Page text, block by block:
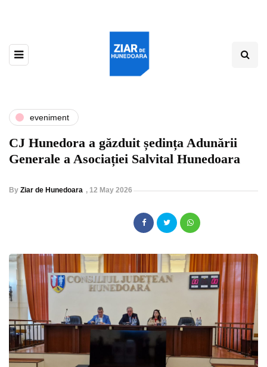
eveniment
CJ Hunedora a găzduit ședința Adunării
Generale a Asociației Salvital Hunedoara
By Ziar de Hunedoara , 12 May 2026